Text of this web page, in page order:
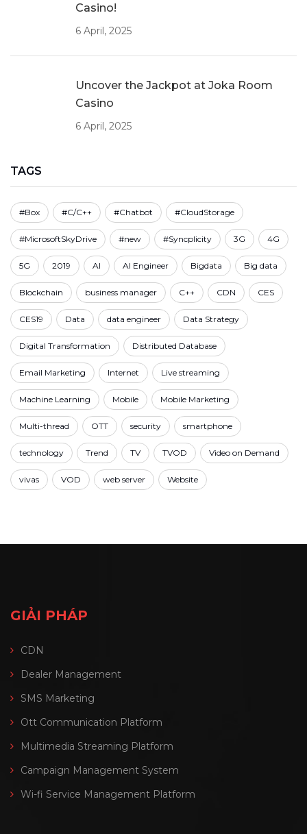
Casino!
6 April, 2025
Uncover the Jackpot at Joka Room
Casino
6 April, 2025
TAGS
#Box #C/C++ #Chatbot #CloudStorage
#MicrosoftSkyDrive #new #Syncplicity 3G 4G
5G 2019 AI AI Engineer Bigdata Big data
Blockchain business manager C++ CDN CES
CES19 Data data engineer Data Strategy
Digital Transformation Distributed Database
Email Marketing Internet Live streaming
Machine Learning Mobile Mobile Marketing
Multi-thread OTT security smartphone
technology Trend TV TVOD Video on Demand
vivas VOD web server Website
GIẢI PHÁP
CDN
Dealer Management
SMS Marketing
Ott Communication Platform
Multimedia Streaming Platform
Campaign Management System
Wi-fi Service Management Platform